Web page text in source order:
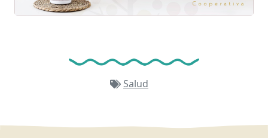
Salud